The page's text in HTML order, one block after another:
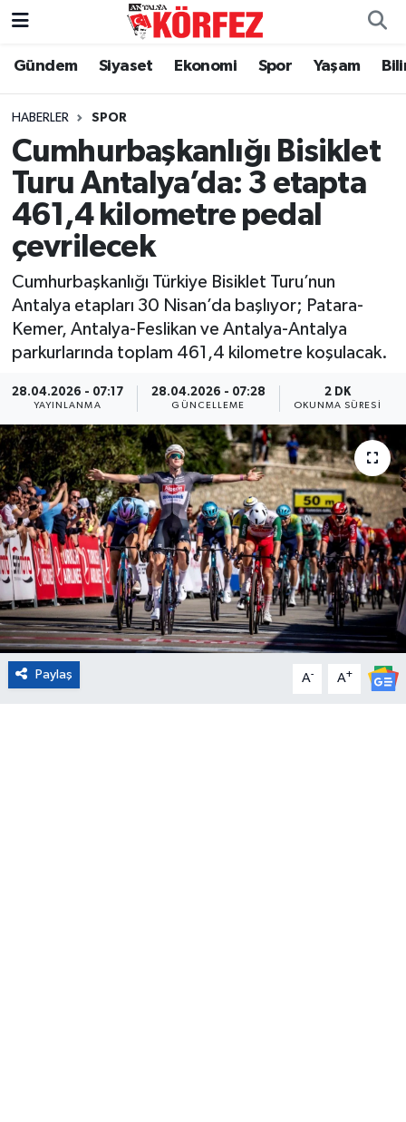
Gündem Siyaset Ekonomi Spor Yaşam
HABERLER SPOR
Cumhurbaşkanlığı Bisiklet
Turu Antalya’da: 3 etapta
461,4 kilometre pedal
çevrilecek
Cumhurbaşkanlığı Türkiye Bisiklet Turu’nun
Antalya etapları 30 Nisan’da başlıyor; Patara-
Kemer, Antalya-Feslikan ve Antalya-Antalya
parkurlarında toplam 461,4 kilometre koşulacak.
28.04.2026 - 07:17
YAYINLANMA
28.04.2026 - 07:28
GÜNCELLEME
2 DK
OKUNMA SÜRESI
Paylaş A- A+
Gündem
Siyaset
Yerel Yönetim
Ekonomi
Spor
Yaşam
Asayiş
Dünya
Eğitim
Sağlık
Magazin
Turizm
Çevre
Kültür ve Sanat
Nöbetçi Eczaneler
Hava Durumu
Trafik Durumu
Süper Lig Puan Durumu ve Fikstür
Tüm Manşetler
Son Dakika Haberleri
Haber Arşivi